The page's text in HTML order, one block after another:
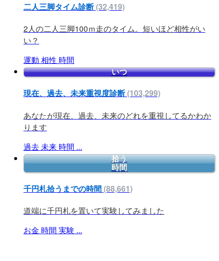
二人三脚タイム診断(32,419)
2人の二人三脚100ｍ走のタイム。短いほど相性がい
い？
運動 相性 時間
いつ
現在、過去、未来重視度診断(103,299)
あなたが現在、過去、未来のどれを重視してるかわか
ります
過去 未来 時間 ...
拾う
時間
千円札拾うまでの時間(88,661)
道端に千円札を置いて実験してみました
お金 時間 実験 ...